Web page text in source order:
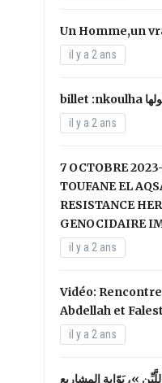
Un Homme,un
il y a 2 ans
il y a 2 ans
7 OCTOBRE
TOUFANE EL
RESISTANCE
GENOCIDAIRE
il y a 2 ans
Vidéo:
Abdellah et
il y a 2 ans
»، بَوّابة المشاريع